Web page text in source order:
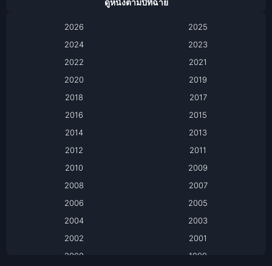
Based on a True Story เรื่องจริง
Based on a True Story เรื่องจริง
ดูหนังตามปีที่ฉาย
2026
2025
2024
2023
2022
2021
2020
2019
2018
2017
2016
2015
2014
2013
2012
2011
2010
2009
2008
2007
2006
2005
2004
2003
2002
2001
2000
1999